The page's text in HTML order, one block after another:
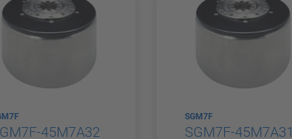
45M7A32
SGM7F
SGM7F-45M7A31